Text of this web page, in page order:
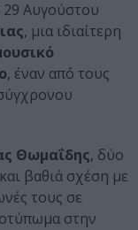
Αυγούστου
, μια ιδιαίτερη
, έναν από τους
Θωμαΐδης, δύο
βαθιά σχέση με
τους σε
στην